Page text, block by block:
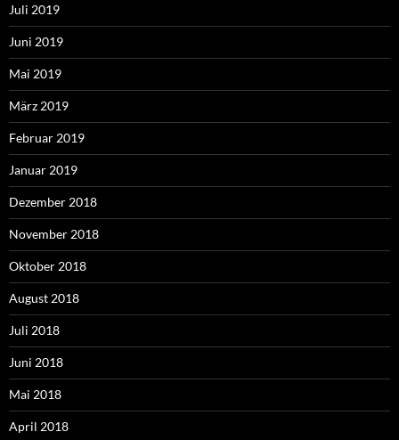
Juli 2019
Juni 2019
Mai 2019
März 2019
Februar 2019
Januar 2019
Dezember 2018
November 2018
Oktober 2018
August 2018
Juli 2018
Juni 2018
Mai 2018
April 2018